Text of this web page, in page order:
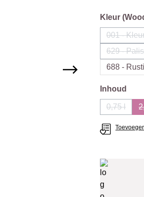
Selecteer
Kleur
001 -
629 -
688 -
Selecteer
Inhoud
0,75 l
(Deze